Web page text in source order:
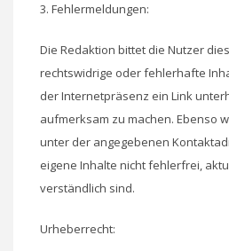
3. Fehlermeldungen:
Die Redaktion bittet die Nutzer
rechtswidrige oder fehlerhafte
der Internetpräsenz ein Link
aufmerksam zu machen. Ebenso
unter der angegebenen
eigene Inhalte nicht fehlerfrei,
verständlich sind.
Urheberrecht: